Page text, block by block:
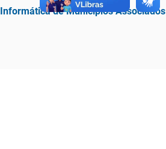
de Municípios Associados